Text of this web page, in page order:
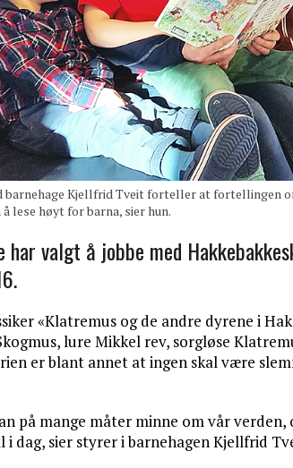
barnehage Kjellfrid Tveit forteller at fortellingen
lese høyt for barna, sier hun.
har valgt å jobbe med
«Klatremus og de andre dyrene i
lure Mikkel rev, sorgløse
er blant annet at ingen skal være
på mange måter minne om vår
i dag, sier styrer i barnehagen Kjellfrid